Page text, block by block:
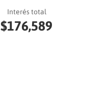
Interés total
$176,589